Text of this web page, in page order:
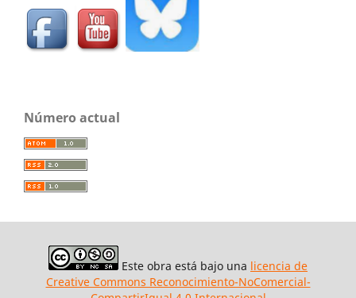
Número actual
Este obra está bajo una licencia de
Creative Commons Reconocimiento-NoComercial-